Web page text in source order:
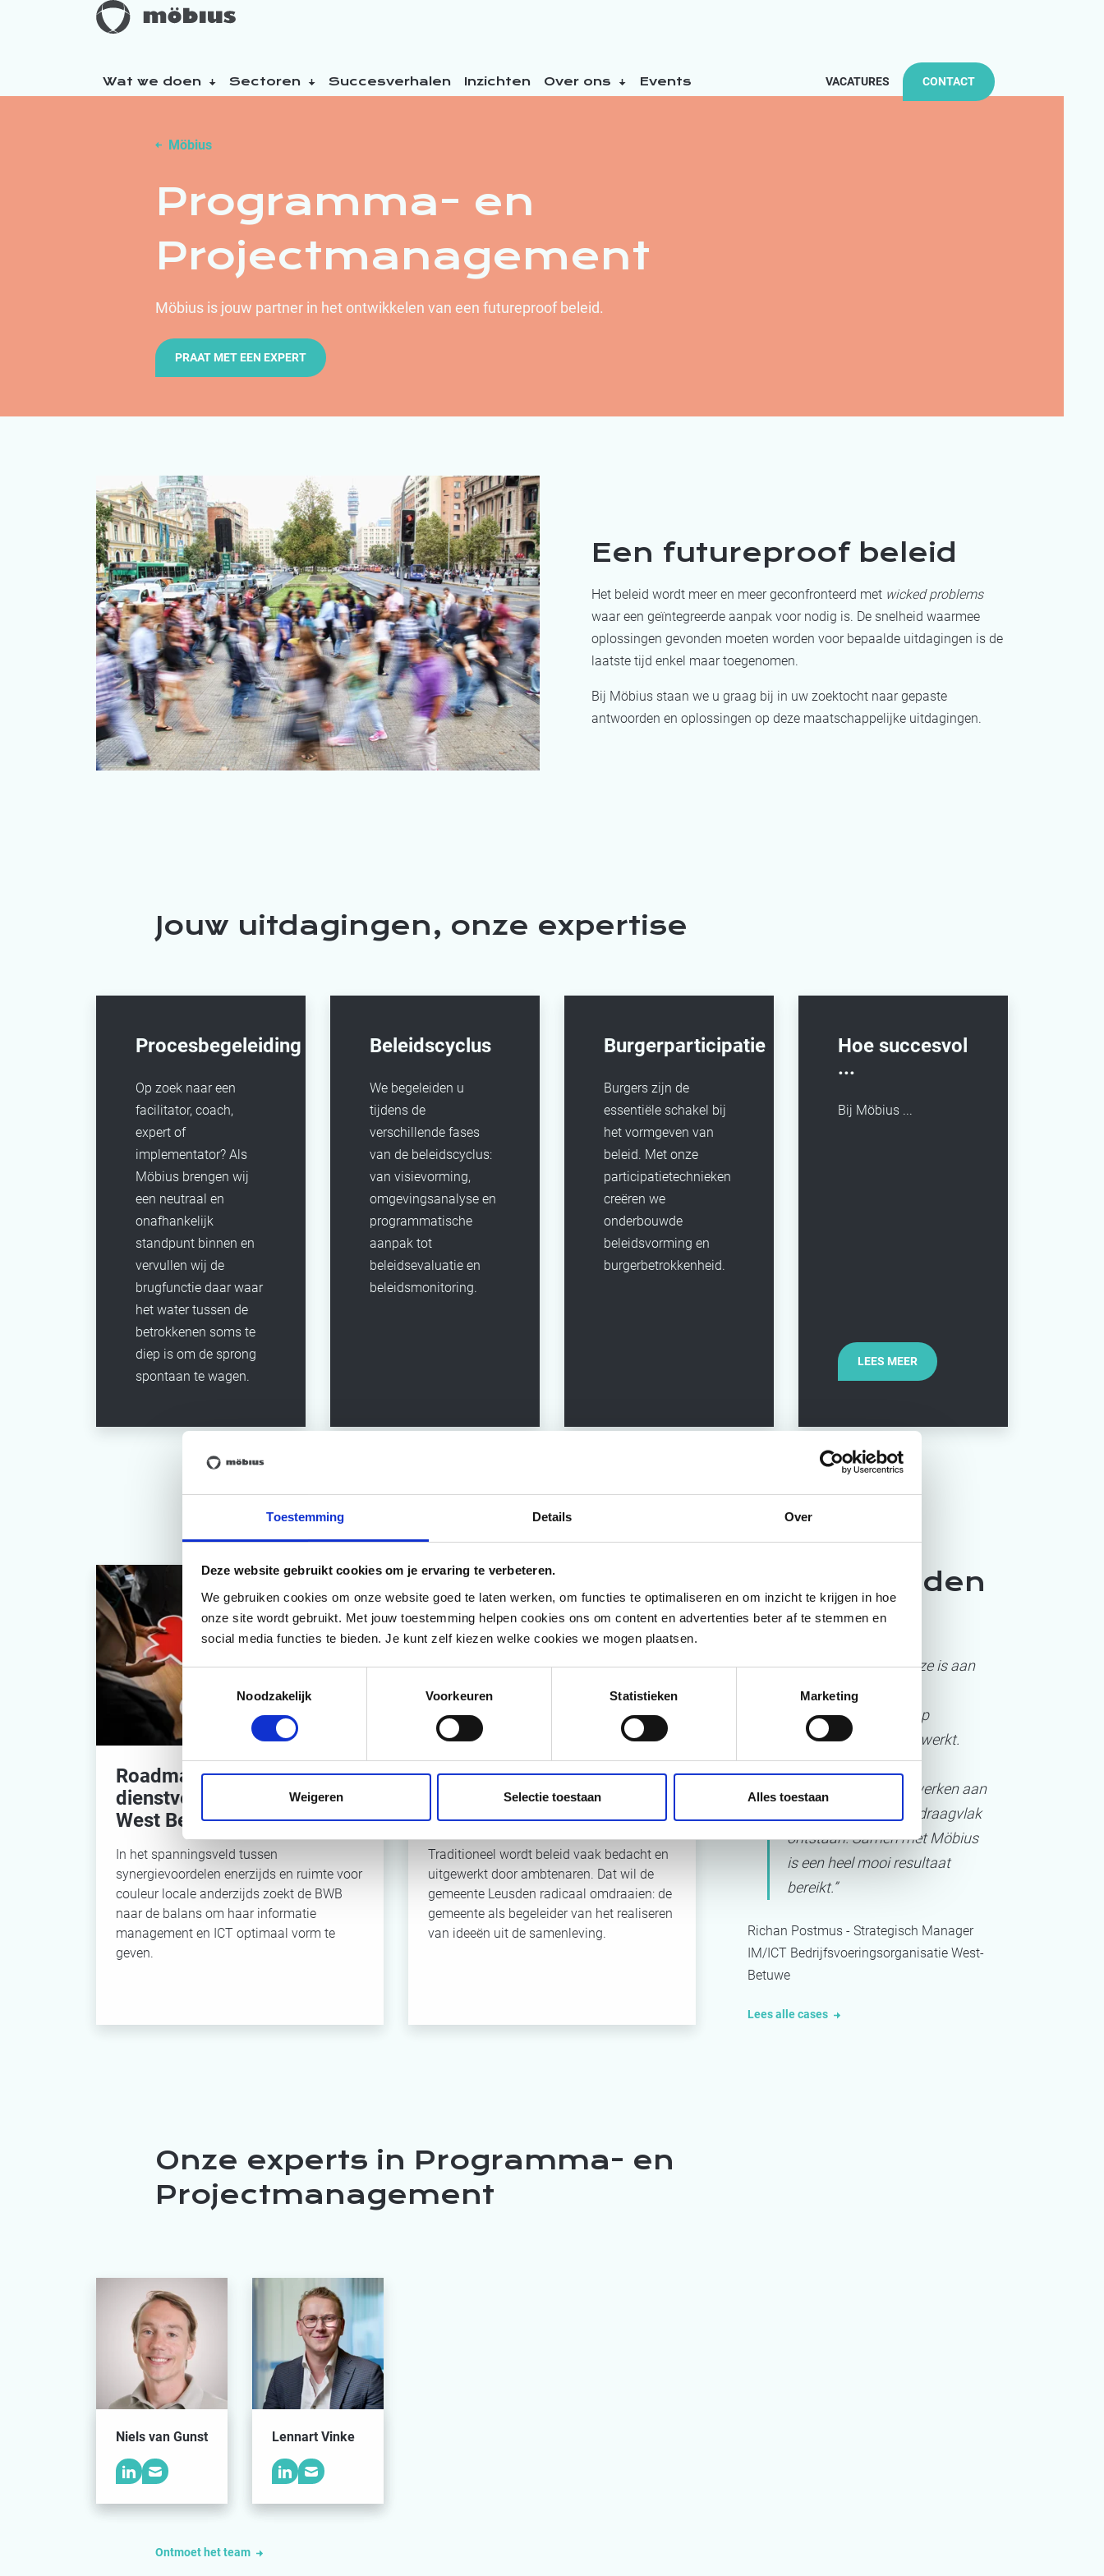
Toestemming Details Over
Deze website gebruikt cookies om je ervaring te verbeteren.
We gebruiken cookies om onze website goed te laten werken, om functies te optimaliseren en om inzicht te krijgen in hoe
onze site wordt gebruikt. Met jouw toestemming helpen cookies ons om content en advertenties beter af te stemmen en
social media functies te bieden. Je kunt zelf kiezen welke cookies we mogen plaatsen.
Noodzakelijk
Voorkeuren Statistieken Marketing
Weigeren Selectie toestaan Alles toestaan
Wat we doen Sectoren Succesverhalen Inzichten Over ons Events VACATURES CONTACT
Möbius
Programma- en
Projectmanagement
Möbius is jouw partner in het ontwikkelen van een futureproof beleid.
PRAAT MET EEN EXPERT
Een futureproof beleid
Het beleid wordt meer en meer geconfronteerd met wicked problems
waar een geïntegreerde aanpak voor nodig is. De snelheid waarmee
oplossingen gevonden moeten worden voor bepaalde uitdagingen is de
laatste tijd enkel maar toegenomen.
Bij Möbius staan we u graag bij in uw zoektocht naar gepaste
antwoorden en oplossingen op deze maatschappelijke uitdagingen.
Jouw uitdagingen, onze expertise
Procesbegeleiding
Op zoek naar een
facilitator, coach,
expert of
implementator? Als
Möbius brengen wij
een neutraal en
onafhankelijk
standpunt binnen en
vervullen wij de
brugfunctie daar waar
het water tussen de
betrokkenen soms te
diep is om de sprong
spontaan te wagen.
Beleidscyclus
We begeleiden u
tijdens de
verschillende fases
van de beleidscyclus:
van visievorming,
omgevingsanalyse en
programmatische
aanpak tot
beleidsevaluatie en
beleidsmonitoring.
Burgerparticipatie
Burgers zijn de
essentiële schakel bij
het vormgeven van
beleid. Met onze
participatietechnieken
creëren we
onderbouwde
beleidsvorming en
burgerbetrokkenheid.
Hoe succesvol
...
Bij Möbius ...
LEES MEER
Onze tevreden
klanten
“Op een creatieve wijze is aan
de hand van diverse
workshops de visie op
dienstverlening uitgewerkt.
Door in verschillende
samenstellingen te werken aan
de visie is een breed draagvlak
ontstaan. Samen met Möbius
is een heel mooi resultaat
bereikt.”
Richan Postmus - Strategisch Manager
IM/ICT Bedrijfsvoeringsorganisatie West-
Betuwe
Lees alle cases
Roadmap voor de
dienstverlening van BVO
West Betuwe
In het spanningsveld tussen
synergievoordelen enerzijds en ruimte voor
couleur locale anderzijds zoekt de BWB
naar de balans om haar informatie
management en ICT optimaal vorm te
geven.
Beleid maken vanuit de
samenleving bij de
Gemeente Leusden
Traditioneel wordt beleid vaak bedacht en
uitgewerkt door ambtenaren. Dat wil de
gemeente Leusden radicaal omdraaien: de
gemeente als begeleider van het realiseren
van ideeën uit de samenleving.
Onze experts in Programma- en
Projectmanagement
Niels van Gunst Lennart Vinke
Ontmoet het team